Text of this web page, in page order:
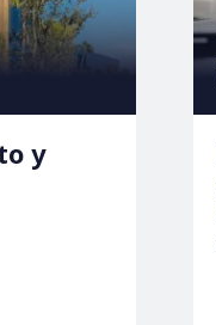
y